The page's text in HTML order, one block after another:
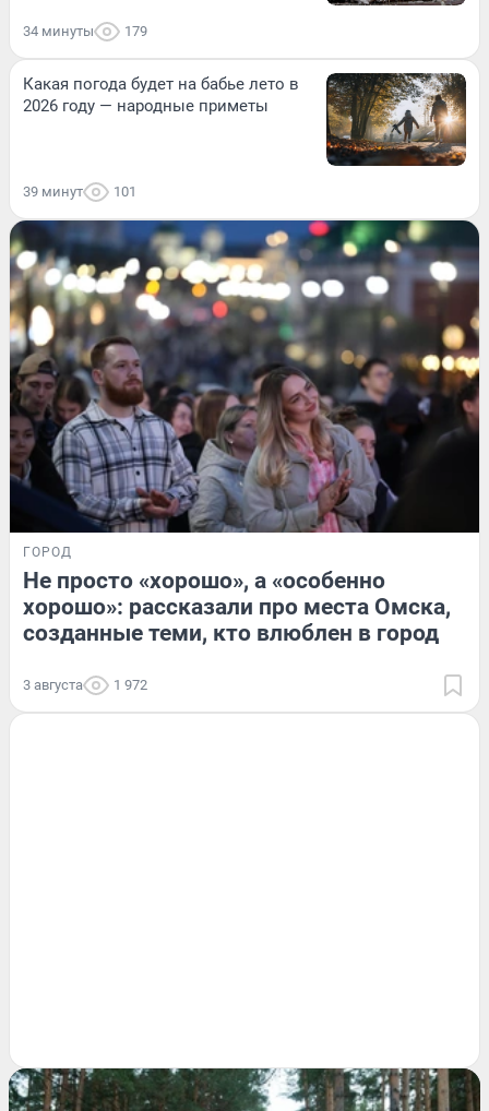
34 минуты 179
Какая погода будет на бабье лето в
2026 году — народные приметы
39 минут 101
ГОРОД
Не просто «хорошо», а «особенно
хорошо»: рассказали про места Омска,
созданные теми, кто влюблен в город
3 августа 1 972